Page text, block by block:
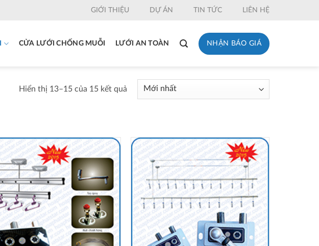
GIỚI THIỆU DỰ ÁN TIN TỨC LIÊN HỆ
CỬA LƯỚI CHỐNG MUỖI LƯỚI AN TOÀN NHẬN BÁO GIÁ
Hiển thị 13–15 của 15 kết quả